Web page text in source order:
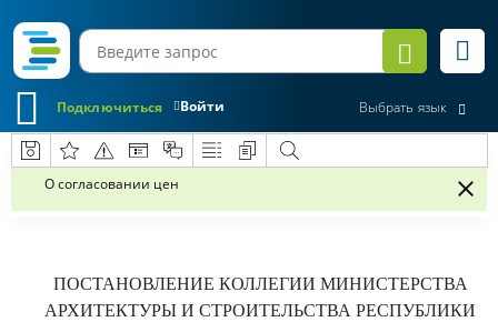
Войти
Подключиться Выбрать язык
О согласовании цен
ПОСТАНОВЛЕНИЕ КОЛЛЕГИИ МИНИСТЕРСТВА
АРХИТЕКТУРЫ И СТРОИТЕЛЬСТВА РЕСПУБЛИКИ